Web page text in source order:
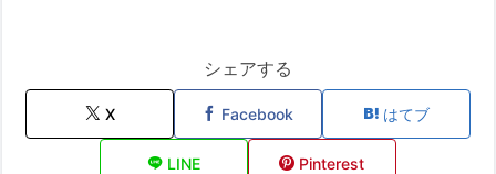
シェアする
X Facebook はてブ
LINE Pinterest